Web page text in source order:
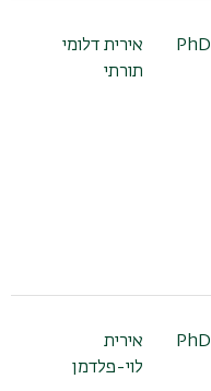
PhD
אירית דלומי
תורתי
PhD
אירית
לוי-פלדמן